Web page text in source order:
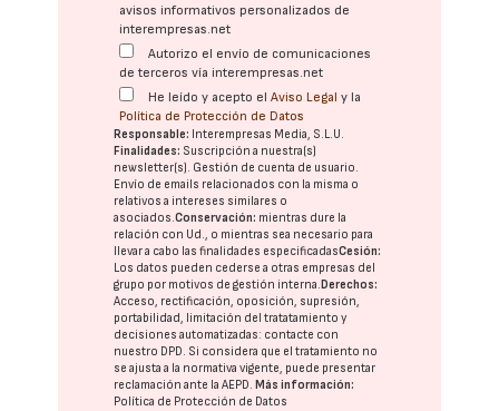
avisos informativos personalizados de
interempresas.net
Autorizo el envío de comunicaciones
de terceros vía interempresas.net
He leído y acepto elAviso Legal y la
Política de Protección de Datos
Responsable: Interempresas Media, S.L.U.
Finalidades: Suscripción a nuestra(s)
newsletter(s). Gestión de cuenta de usuario.
Envío de emails relacionados con la misma o
relativos a intereses similares o
asociados.Conservación: mientras dure la
relación con Ud., o mientras sea necesario para
llevar a cabo las finalidades especificadasCesión:
Los datos pueden cederse a otras empresas del
grupo por motivos de gestión interna. Derechos:
Acceso, rectificación, oposición, supresión,
portabilidad, limitación del tratatamiento y
decisiones automatizadas: contacte con
nuestro DPD. Si considera que el tratamiento no
se ajusta a la normativa vigente, puede presentar
reclamación ante laAEPD. Más información:
Política de Protección de Datos